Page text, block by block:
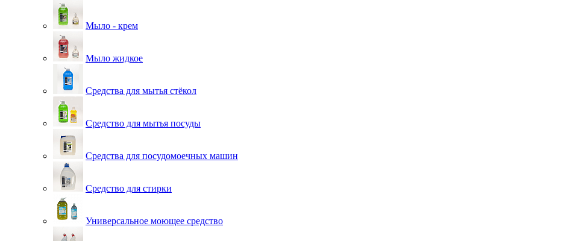
Мыло - крем
Мыло жидкое
Средства для мытья стёкол
Средство для мытья посуды
Средства для посудомоечных машин
Средство для стирки
Универсальное моющее средство